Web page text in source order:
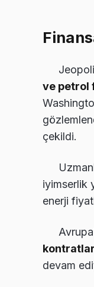
ve petrol
çekildi.
iyimserlik
enerji
devam